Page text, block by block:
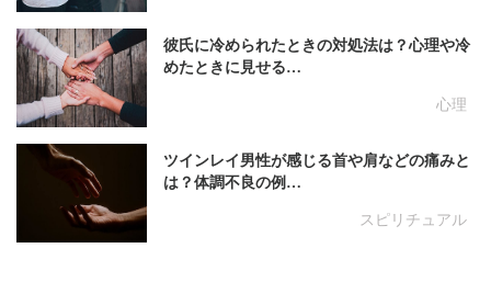
心理
彼氏に冷められたときの対処法は？心理や冷
めたときに見せる…
スピリチュアル
ツインレイ男性が感じる首や肩などの痛みと
は？体調不良の例…